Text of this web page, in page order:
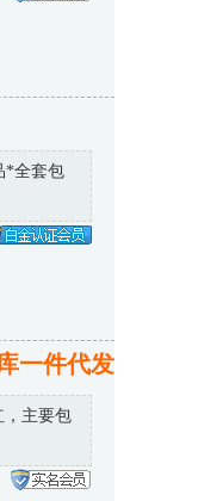
*全套包
一件代发
，主要包